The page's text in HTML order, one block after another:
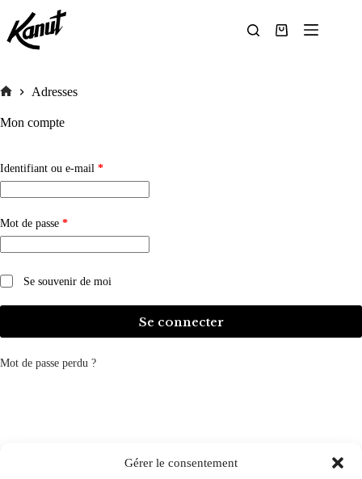
Gérer le consentement
contenu
Panier
Adresses
Mon compte
Identifiant ou e-mail *Obligatoire
Mot de passe *Obligatoire
Se souvenir de moi
Se connecter
Mot de passe perdu ?